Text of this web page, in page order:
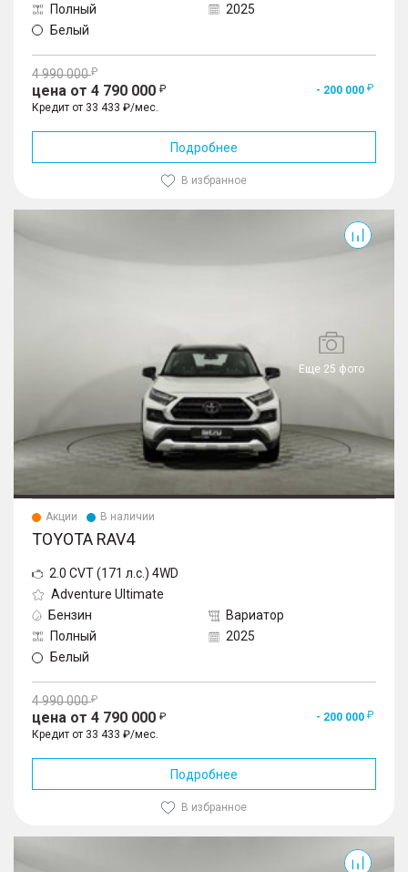
Полный
2025
Белый
4 990 000
цена от 4 790 000
- 200 000
Кредит от 33 433 ₽/мес.
Подробнее
В избранное
Еще 25 фото
Акции В наличии
TOYOTA RAV4
2.0 CVT (171 л.с.) 4WD
Adventure Ultimate
Бензин
Вариатор
Полный
2025
Белый
4 990 000
цена от 4 790 000
- 200 000
Кредит от 33 433 ₽/мес.
Подробнее
В избранное